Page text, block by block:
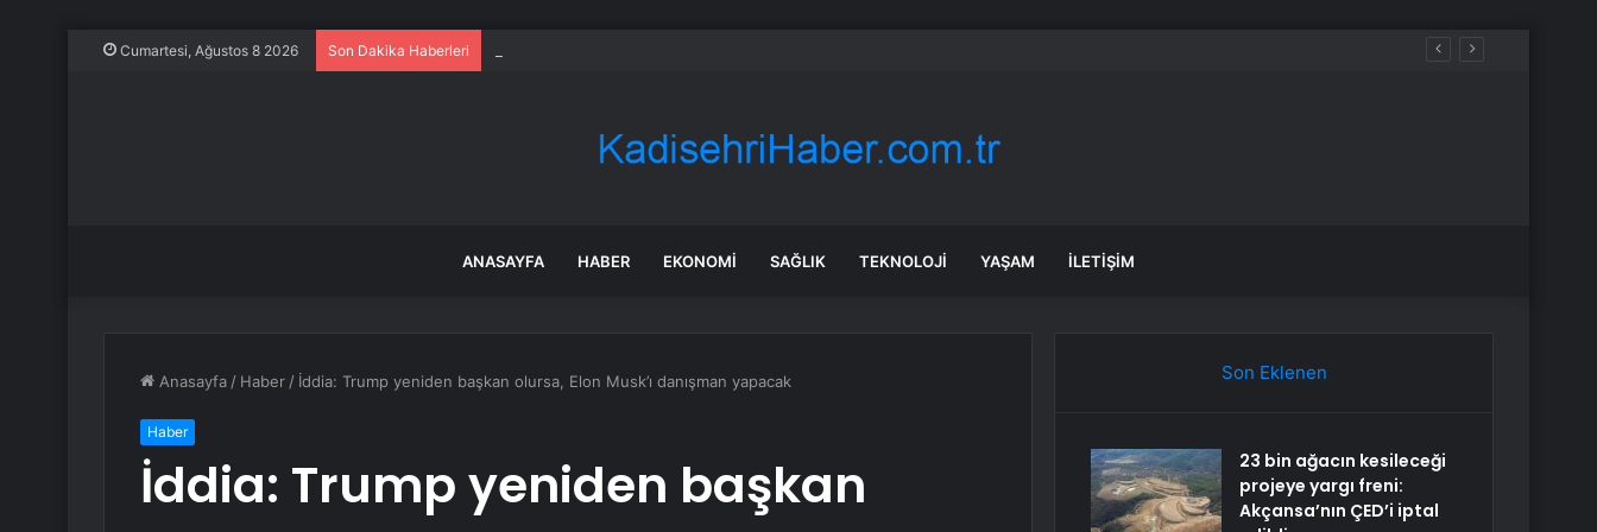
Cumartesi, Ağustos 8 2026 Son Dakika Haberleri
ANASAYFA HABER EKONOMI SAĞLIK TEKNOLOJI YAŞAM İLETIŞIM
Anasayfa / Haber / İddia: Trump yeniden başkan olursa, Elon Musk’ı danışman yapacak
Haber
İddia: Trump yeniden başkan
Son Eklenen
23 bin ağacın kesileceği
projeye yargı freni:
Akçansa’nın ÇED’i iptal